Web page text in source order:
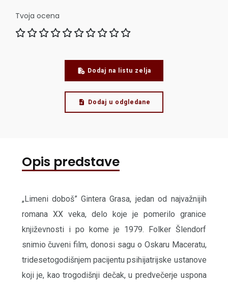
Tvoja ocena
Dodaj na listu zelja
Dodaj u odgledane
Opis predstave
„Limeni doboš” Gintera Grasa, jedan od najvažnijih
romana XX veka, delo koje je pomerilo granice
književnosti i po kome je 1979. Folker Šlendorf
snimio čuveni film, donosi sagu o Oskaru Maceratu,
tridesetogodišnjem pacijentu psihijatrijske ustanove
koji je, kao trogodišnji dečak, u predvečerje uspona